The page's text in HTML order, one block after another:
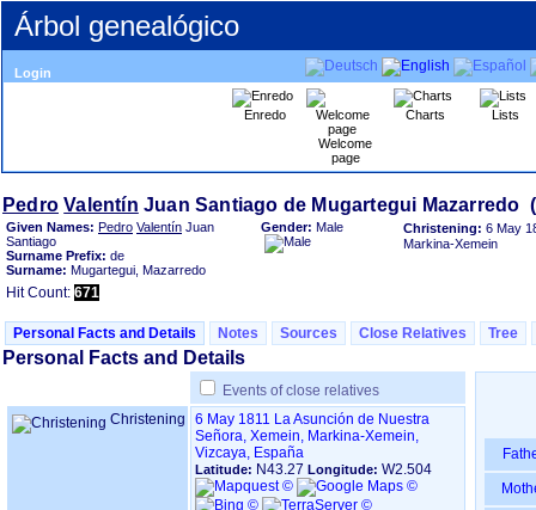
Árbol genealógico
Login
Enredo
Welcome
page
Charts Lists
Pedro Valentín
Given Names: Pedro Valentín Juan
Santiago
Surname Prefix: de
Surname: Mugartegui, Mazarredo
Gender: Male Christening: 6 May
Markina-Xemein
Hit Count: 671
Personal Facts and Details Notes Sources Close Relatives Tree
Personal Facts and Details
Events of close relatives
Christening
6 May 1811 La Asunción de Nuestra
Señora, Xemein, Markina-Xemein,
Vizcaya, España
Latitude: N43.27 Longitude: W2.504